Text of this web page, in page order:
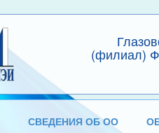
(филиал)
СВЕДЕНИЯ ОБ ОО